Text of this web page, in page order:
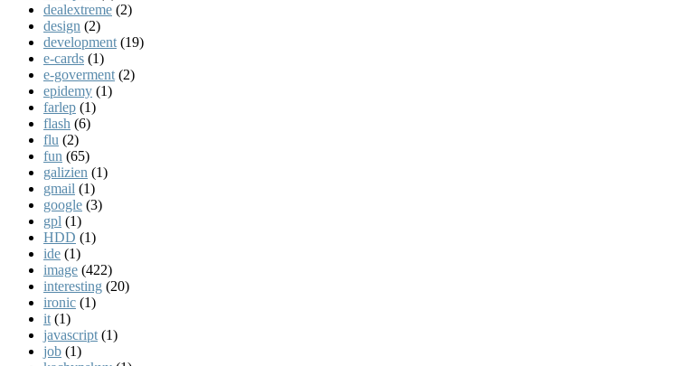
dealextreme (2)
design (2)
development (19)
e-cards (1)
e-goverment (2)
epidemy (1)
farlep (1)
flash (6)
flu (2)
fun (65)
galizien (1)
gmail (1)
google (3)
gpl (1)
HDD (1)
ide (1)
image (422)
interesting (20)
ironic (1)
it (1)
javascript (1)
job (1)